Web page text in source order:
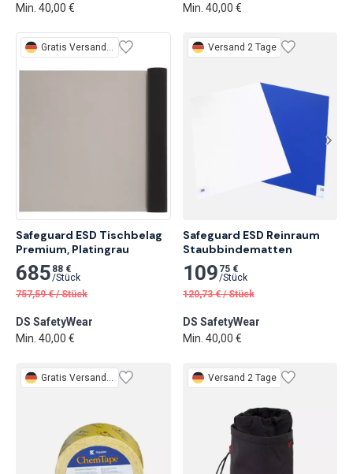
Min. 40,00 €
Min. 40,00 €
Gratis Versand 2 Tage
Safeguard ESD Tischbelag
Premium, Platingrau
685 88 €
/Stück
757,59 € /Stück
DS SafetyWear
Min. 40,00 €
Versand 2 Tage
Safeguard ESD Reinraum
Staubbindematten
109 75 €
/Stück
120,73 € /Stück
DS SafetyWear
Min. 40,00 €
Gratis Versand 2 Tage Versand 2 Tage